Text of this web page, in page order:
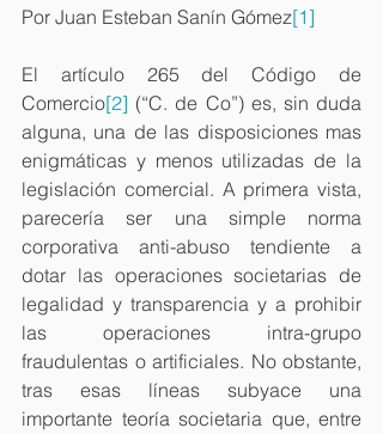
Por Juan Esteban Sanín Gómez[1]
El artículo 265 del Código de
Comercio[2] (“C. de Co”) es, sin duda
alguna, una de las disposiciones mas
enigmáticas y menos utilizadas de la
legislación comercial. A primera vista,
parecería ser una simple norma
corporativa anti-abuso tendiente a
dotar las operaciones societarias de
legalidad y transparencia y a prohibir
las operaciones intra-grupo
fraudulentas o artificiales. No obstante,
tras esas líneas subyace una
importante teoría societaria que, entre